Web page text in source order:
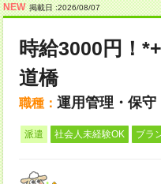
NEW 掲載日 :2026/08/07
時給3000円！
道橋
職種： 運用管理・保守
派遣 社会人未経験OK ブラ